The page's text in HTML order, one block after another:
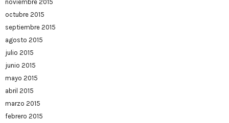
noviembre 2015
octubre 2015
septiembre 2015
agosto 2015
julio 2015
junio 2015
mayo 2015
abril 2015
marzo 2015
febrero 2015